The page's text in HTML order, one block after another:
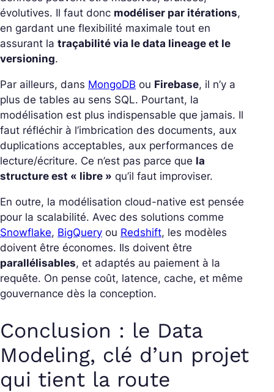
évolutives. Il faut donc modéliser par itérations,
en gardant une flexibilité maximale tout en
assurant la traçabilité via le data lineage et le
versioning.
Par ailleurs, dans MongoDB ou Firebase, il n’y a
plus de tables au sens SQL. Pourtant, la
modélisation est plus indispensable que jamais. Il
faut réfléchir à l’imbrication des documents, aux
duplications acceptables, aux performances de
lecture/écriture. Ce n’est pas parce que la
structure est « libre » qu’il faut improviser.
En outre, la modélisation cloud-native est pensée
pour la scalabilité. Avec des solutions comme
Snowflake, BigQuery ou Redshift, les modèles
doivent être économes. Ils doivent être
parallélisables, et adaptés au paiement à la
requête. On pense coût, latence, cache, et même
gouvernance dès la conception.
Conclusion : le Data
Modeling, clé d’un projet
qui tient la route